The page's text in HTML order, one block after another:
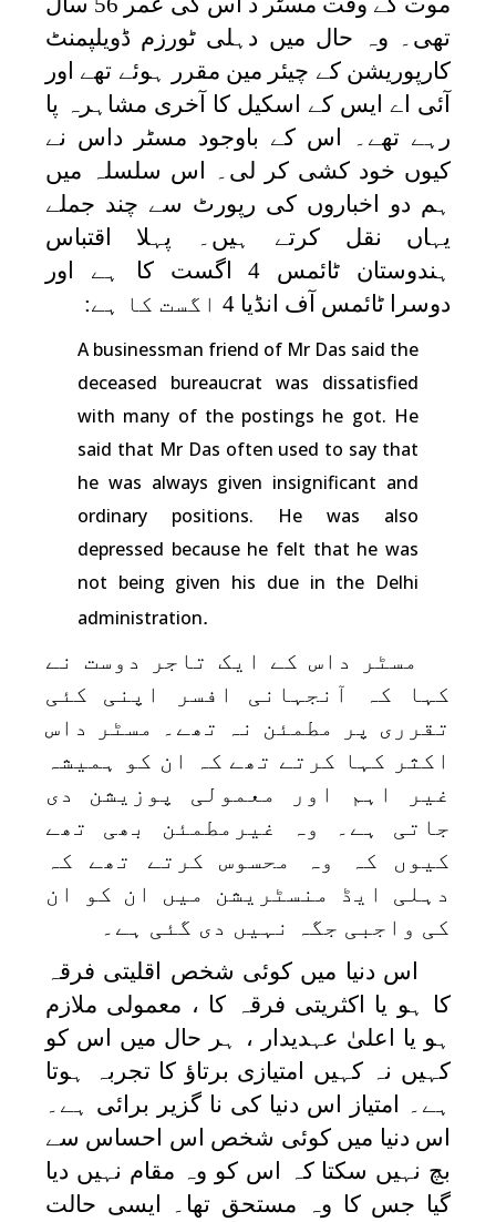
تھی۔ وہ حال میں دہلی ٹورزم ڈویلپمنٹ
کارپوریشن کے چیئر مین مقرر ہوئے تھے اور
آئی اے ایس کے اسکیل کا آخری مشاہرہ پا
رہے تھے۔ اس کے باوجود مسٹر داس نے
کیوں خود کشی کر لی۔ اس سلسلہ میں
ہم دو اخباروں کی رپورٹ سے چند جملے
یہاں نقل کرتے ہیں۔ پہلا اقتباس
ہندوستان ٹائمس 4 اگست کا ہے اور
دوسرا ٹائمس آف انڈیا 4 اگست کا ہے:
A businessman friend of Mr Das said the
deceased bureaucrat was dissatisfied
with many of the postings he got. He
said that Mr Das often used to say that
he was always given insignificant and
ordinary positions. He was also
depressed because he felt that he was
not being given his due in the Delhi
administration.
مسٹر داس کے ایک تاجر دوست نے
کہا کہ آنجہانی افسر اپنی کئی
تقرری پر مطمئن نہ تھے۔ مسٹر داس
اکثر کہا کرتے تھے کہ ان کو ہمیشہ
غیر اہم اور معمولی پوزیشن دی
جاتی ہے۔ وہ غیرمطمئن بھی تھے
کیوں کہ وہ محسوس کرتے تھے کہ
دہلی ایڈ منسٹریشن میں ان کو ان
کی واجبی جگہ نہیں دی گئی ہے۔
اس دنیا میں کوئی شخص اقلیتی فرقہ
کا ہو یا اکثریتی فرقہ کا ، معمولی ملازم
ہو یا اعلیٰ عہدیدار ، ہر حال میں اس کو
کہیں نہ کہیں امتیازی برتاؤ کا تجربہ ہوتا
ہے۔ امتیاز اس دنیا کی نا گزیر برائی ہے۔
اس دنیا میں کوئی شخص اس احساس سے
بچ نہیں سکتا کہ اس کو وہ مقام نہیں دیا
گیا جس کا وہ مستحق تھا۔ ایسی حالت